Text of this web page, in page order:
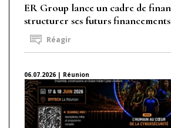
ER Group lance un cadre de
structurer ses futurs financements
Réagir
06.07.2026 | Réunion